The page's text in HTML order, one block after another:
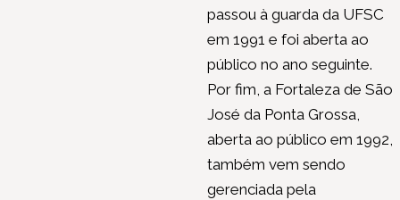
passou à guarda da UFSC
em 1991 e foi aberta ao
público no ano seguinte.
Por fim, a Fortaleza de São
José da Ponta Grossa,
aberta ao público em 1992,
também vem sendo
gerenciada pela